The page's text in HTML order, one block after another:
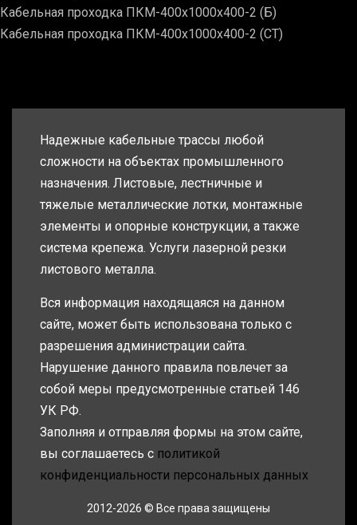
Кабельная проходка ПКМ-400х1000х400-2 (Б)
Кабельная проходка ПКМ-400х1000х400-2 (СТ)
Надежные кабельные трассы любой
сложности на объектах промышленного
назначения. Листовые, лестничные и
тяжелые металлические лотки, монтажные
элементы и опорные конструкции, а также
система крепежа. Услуги лазерной резки
листового металла.
Вся информация находящаяся на данном
сайте, может быть использована только с
разрешения администрации сайта.
Нарушение данного правила повлечет за
собой меры предусмотренные статьей 146
УК РФ.
Заполняя и отправляя формы на этом сайте,
вы соглашаетесь с политикой
конфиденциальности персональных данных
2012-2026 © Все права защищены